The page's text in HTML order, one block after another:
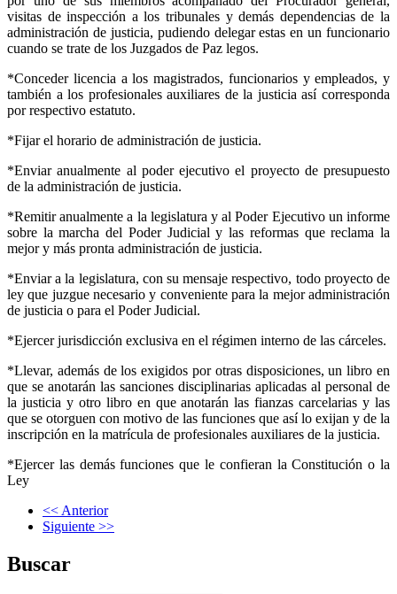
visitas de inspección a los tribunales y demás dependencias de la
administración de justicia, pudiendo delegar estas en un funcionario
cuando se trate de los Juzgados de Paz legos.
*Conceder licencia a los magistrados, funcionarios y empleados, y
también a los profesionales auxiliares de la justicia así corresponda
por respectivo estatuto.
*Fijar el horario de administración de justicia.
*Enviar anualmente al poder ejecutivo el proyecto de presupuesto
de la administración de justicia.
*Remitir anualmente a la legislatura y al Poder Ejecutivo un informe
sobre la marcha del Poder Judicial y las reformas que reclama la
mejor y más pronta administración de justicia.
*Enviar a la legislatura, con su mensaje respectivo, todo proyecto de
ley que juzgue necesario y conveniente para la mejor administración
de justicia o para el Poder Judicial.
*Ejercer jurisdicción exclusiva en el régimen interno de las cárceles.
*Llevar, además de los exigidos por otras disposiciones, un libro en
que se anotarán las sanciones disciplinarias aplicadas al personal de
la justicia y otro libro en que anotarán las fianzas carcelarias y las
que se otorguen con motivo de las funciones que así lo exijan y de la
inscripción en la matrícula de profesionales auxiliares de la justicia.
*Ejercer las demás funciones que le confieran la Constitución o la
Ley
<< Anterior
Siguiente >>
Buscar